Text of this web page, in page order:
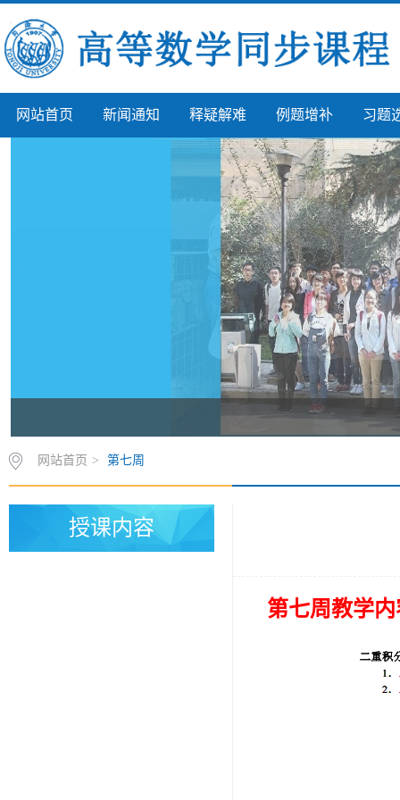
网站首页 新闻通知 释疑解难 例题增补 习题
网站首页 > 第七周
授课内容
第七周教学内